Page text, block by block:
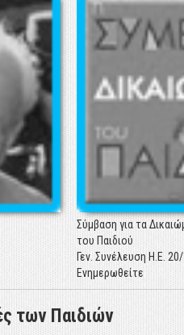
Σύμβαση για τα
του Παιδιού
Γεν. Συνέλευση Η.Ε.
Ενημερωθείτε
των Παιδιών
ΤΩΝ ΠΑΙΔΙΩΝ ΣΤΗΝ ΕΛΛΑΔΑ 2017"
Η ετήσια Έκθεση "Η
Ελλάδα 2017 – Τα
της UNICEF από
παρουσιάζει τα
στοιχεία για την
σήμερα.
Ενημερωθείτε
ΠΑΙΔΙΩΝ ΣΤΗΝ ΕΛΛΑΔΑ 2017"